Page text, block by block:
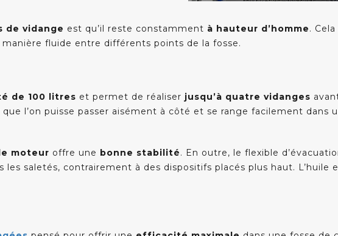
de vidange est qu’il reste constamment à hauteur d’homme.
fluide entre différents points de la fosse.
de 100 litres et permet de réaliser jusqu’à quatre vidanges
l’on puisse passer aisément à côté et se range facilement dans
moteur offre une bonne stabilité. En outre, le flexible
saletés, contrairement à des dispositifs placés plus haut. L’huile